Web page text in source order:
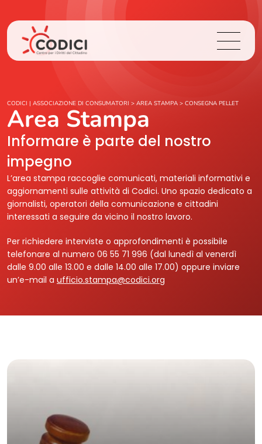
Chi Siamo
Cosa Facciamo
Area Stampa
Contatti
Login
CODICI | ASSOCIAZIONE DI CONSUMATORI > AREA STAMPA > CONSEGNA PELLET
Area Stampa
Informare è parte del nostro
impegno
L’area stampa raccoglie comunicati, materiali informativi e
aggiornamenti sulle attività di Codici. Uno spazio dedicato a
giornalisti, operatori della comunicazione e cittadini
interessati a seguire da vicino il nostro lavoro.
Per richiedere interviste o approfondimenti è possibile
telefonare al numero 06 55 71 996 (dal lunedì al venerdì
dalle 9.00 alle 13.00 e dalle 14.00 alle 17.00) oppure inviare
un’e-mail a ufficio.stampa@codici.org